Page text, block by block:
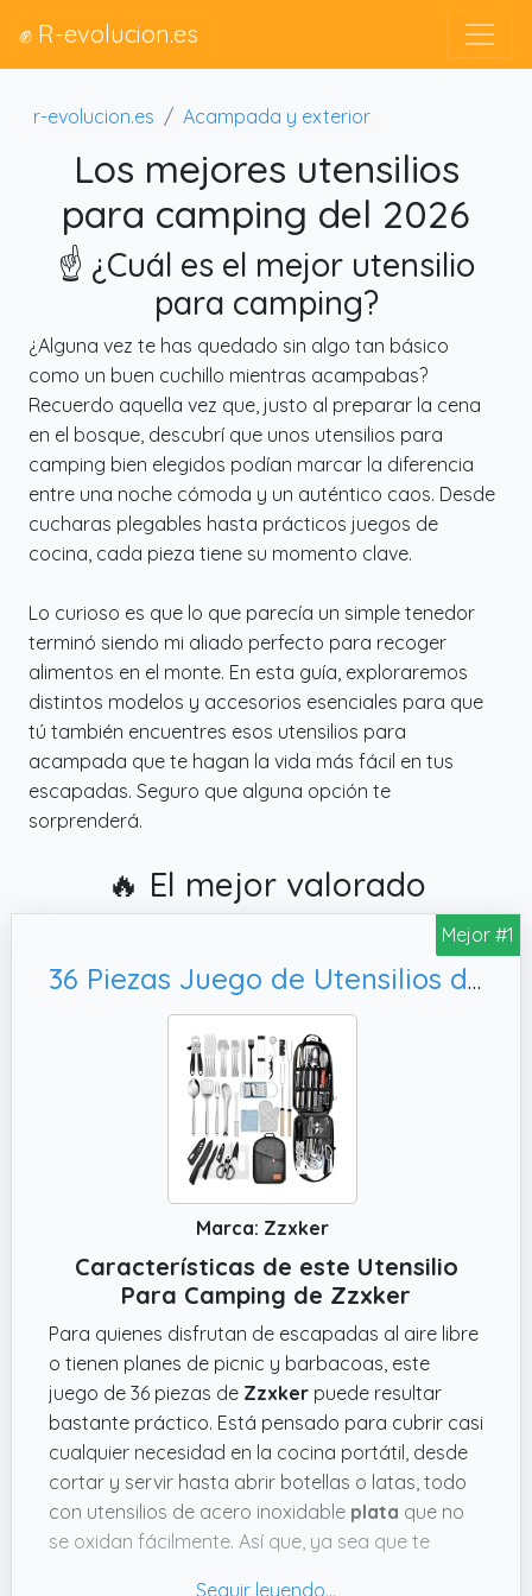
✊ R-evolucion.es
r-evolucion.es Acampada y exterior
Los mejores utensilios
para camping del 2026
☝️ ¿Cuál es el mejor utensilio
para camping?
¿Alguna vez te has quedado sin algo tan básico
como un buen cuchillo mientras acampabas?
Recuerdo aquella vez que, justo al preparar la cena
en el bosque, descubrí que unos utensilios para
camping bien elegidos podían marcar la diferencia
entre una noche cómoda y un auténtico caos. Desde
cucharas plegables hasta prácticos juegos de
cocina, cada pieza tiene su momento clave.
Lo curioso es que lo que parecía un simple tenedor
terminó siendo mi aliado perfecto para recoger
alimentos en el monte. En esta guía, exploraremos
distintos modelos y accesorios esenciales para que
tú también encuentres esos utensilios para
acampada que te hagan la vida más fácil en tus
escapadas. Seguro que alguna opción te
sorprenderá.
🔥 El mejor valorado
Mejor #1
36 Piezas Juego de Utensilios de Cocina para Acampada,Picnic y Parrilla (36 Piezas)
Marca: Zzxker
Características de este Utensilio
Para Camping de Zzxker
Para quienes disfrutan de escapadas al aire libre
o tienen planes de picnic y barbacoas, este
juego de 36 piezas de Zzxker puede resultar
bastante práctico. Está pensado para cubrir casi
cualquier necesidad en la cocina portátil, desde
cortar y servir hasta abrir botellas o latas, todo
con utensilios de acero inoxidable plata que no
se oxidan fácilmente. Así que, ya sea que te